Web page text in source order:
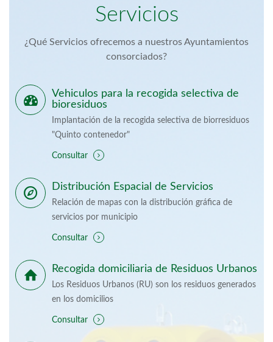
Servicios
¿Qué Servicios ofrecemos a nuestros Ayuntamientos
consorciados?
Vehiculos para la recogida selectiva de
bioresiduos
Implantación de la recogida selectiva de biorresiduos
"Quinto contenedor"
Consultar
Distribución Espacial de Servicios
Relación de mapas con la distribución gráfica de
servicios por municipio
Consultar
Recogida domiciliaria de Residuos Urbanos
Los Residuos Urbanos (RU) son los residuos generados
en los domicilios
Consultar